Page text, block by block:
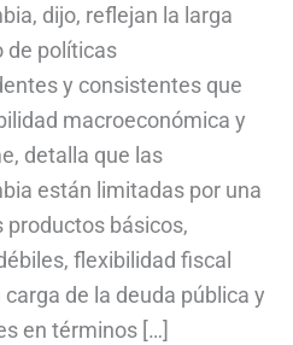
dijo, reflejan la larga
de políticas
y consistentes que
macroeconómica y
detalla que las
están limitadas por una
productos básicos,
flexibilidad fiscal
de la deuda pública y
en términos […]